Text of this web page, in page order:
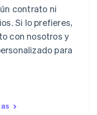
contrato ni
Si lo prefieres,
con nosotros y
para